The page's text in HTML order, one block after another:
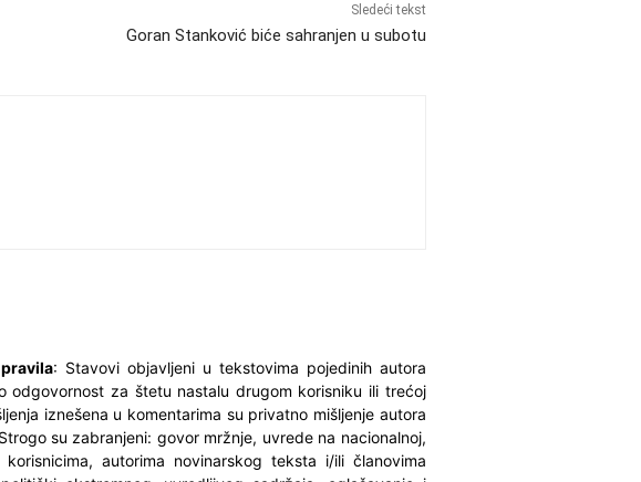
Sledeći tekst
Goran Stanković biće sahranjen u subotu
: Stavovi objavljeni u tekstovima pojedinih autora
za štetu nastalu drugom korisniku ili trećoj
iznešena u komentarima su privatno mišljenje autora
su zabranjeni: govor mržnje, uvrede na nacionalnoj,
autorima novinarskog teksta i/ili članovima